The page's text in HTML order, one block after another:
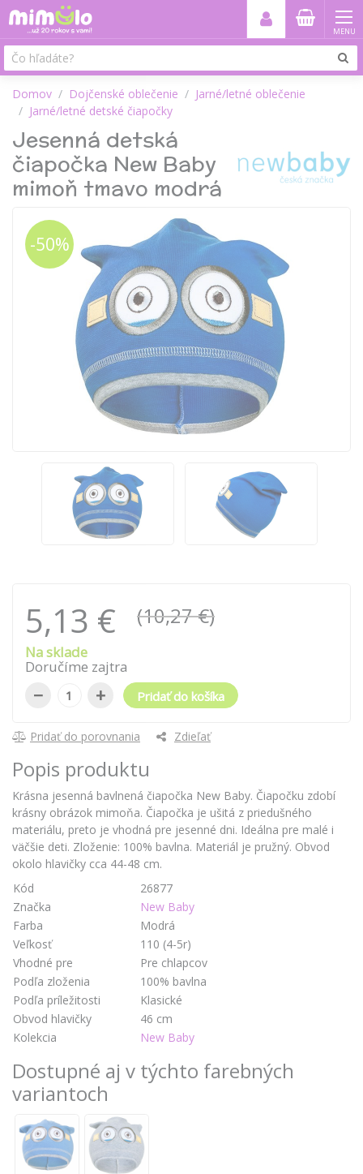
MENU
Domov Dojčenské oblečenie
Jarné/letné oblečenie
Jarné/letné detské čiapočky
Jesenná detská
čiapočka New Baby
mimoň tmavo modrá
-50%
5,13 € (10,27 €)
Na sklade
Doručíme zajtra
− + Pridať do košíka
Pridať do porovnania Zdieľať
Popis produktu
Krásna jesenná bavlnená čiapočka New Baby. Čiapočku zdobí
krásny obrázok mimoňa. Čiapočka je ušitá z priedušného
materiálu, preto je vhodná pre jesenné dni. Ideálna pre malé i
väčšie deti. Zloženie: 100% bavlna. Materiál je pružný. Obvod
okolo hlavičky cca 44-48 cm.
Kód
26877
Značka
New Baby
Farba
Modrá
Veľkosť
110 (4-5r)
Vhodné pre
Pre chlapcov
Podľa zloženia
100% bavlna
Podľa príležitosti
Klasické
Obvod hlavičky
46 cm
Kolekcia
New Baby
Dostupné aj v týchto farebných
variantoch